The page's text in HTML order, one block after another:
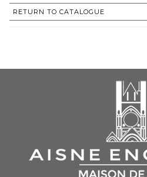
RETURN TO CATALOGUE